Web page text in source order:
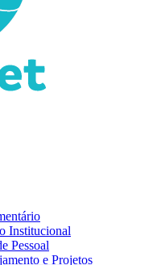
Institucional
Pessoal
e Projetos